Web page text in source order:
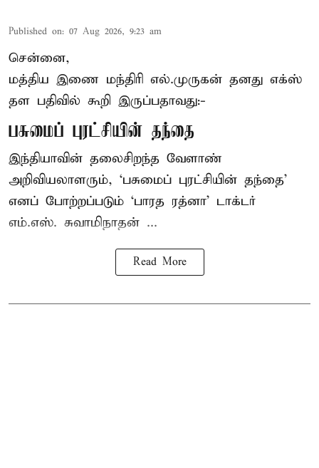
Published on: 07 Aug 2026, 9:23 am
சென்னை,
மத்திய இணை மந்திரி எல்.முருகன் தனது எக்ஸ்
தள பதிவில் கூறி இருப்பதாவது:-
பசுமைப் புரட்சியின் தந்தை
இந்தியாவின் தலைசிறந்த வேளாண்
அறிவியலாளரும், ‘பசுமைப் புரட்சியின் தந்தை’
எனப் போற்றப்படும் ‘பாரத ரத்னா’ டாக்டர்
எம்.எஸ். சுவாமிநாதன் ...
Read More